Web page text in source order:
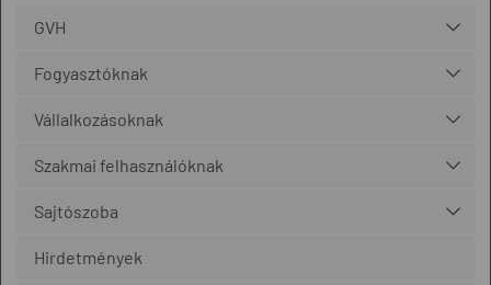
GVH
Fogyasztóknak
Vállalkozásoknak
Szakmai felhasználóknak
Sajtószoba
Hirdetmények